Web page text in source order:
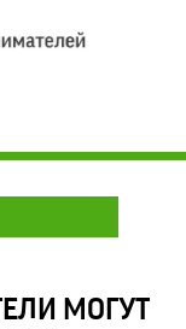
МОГУТ